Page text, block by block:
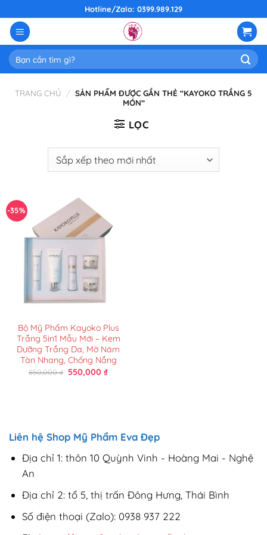
content
Hotline/Zalo: 0399.989.129
Tìm
kiếm:
TRANG CHỦ / SẢN PHẨM ĐƯỢC GẮN THẺ “KAYOKO TRẮNG 5
MÓN”
LỌC
-35%
Bộ Mỹ Phẩm Kayoko Plus
Trắng 5in1 Mẫu Mới – Kem
Dưỡng Trắng Da, Mờ Nám
Tàn Nhang, Chống Nắng
850,000₫ Giá
550,000 ₫Giá
Liên hệ Shop Mỹ Phẩm Eva Đẹp
Địa chỉ 1: thôn 10 Quỳnh Vinh - Hoàng Mai - Nghệ
An
Địa chỉ 2: tổ 5, thị trấn Đông Hưng, Thái Bình
Số điện thoại (Zalo): 0938 937 222